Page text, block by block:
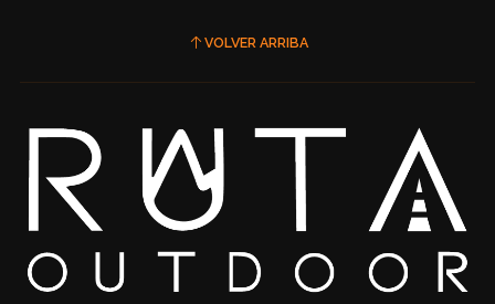
VOLVER ARRIBA